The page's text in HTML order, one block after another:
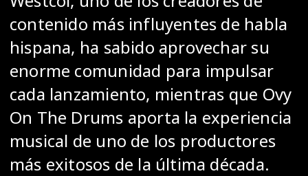
contenido más influyentes de habla
hispana, ha sabido aprovechar su
enorme comunidad para impulsar
cada lanzamiento, mientras que Ovy
On The Drums aporta la experiencia
musical de uno de los productores
más exitosos de la última década.